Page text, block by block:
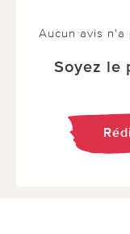
Aucun avis
Soyez le